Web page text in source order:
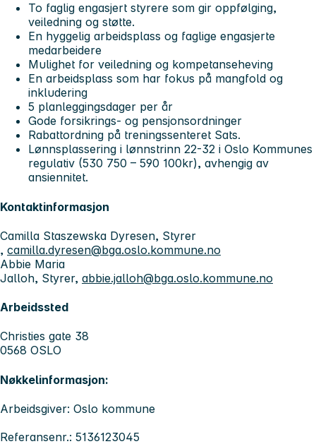
To faglig engasjert styrere som gir oppfølging,
veiledning og støtte.
En hyggelig arbeidsplass og faglige engasjerte
medarbeidere
Mulighet for veiledning og kompetanseheving
En arbeidsplass som har fokus på mangfold og
inkludering
5 planleggingsdager per år
Gode forsikrings- og pensjonsordninger
Rabattordning på treningssenteret Sats.
Lønnsplassering i lønnstrinn 22-32 i Oslo Kommunes
regulativ (530 750 – 590 100kr), avhengig av
ansiennitet.
Kontaktinformasjon
Camilla Staszewska Dyresen, Styrer
, camilla.dyresen@bga.oslo.kommune.no
Abbie Maria
Jalloh, Styrer, abbie.jalloh@bga.oslo.kommune.no
Arbeidssted
Christies gate 38
0568 OSLO
Nøkkelinformasjon:
Arbeidsgiver: Oslo kommune
Referansenr.: 5136123045